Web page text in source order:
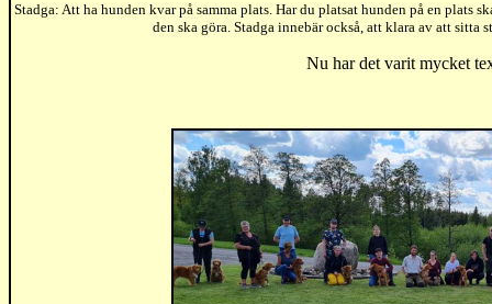
Stadga: Att ha hunden kvar på samma plats. Har du platsat hunden på en
den ska göra. Stadga innebär också, att klara av att sitta
Nu har det varit mycket